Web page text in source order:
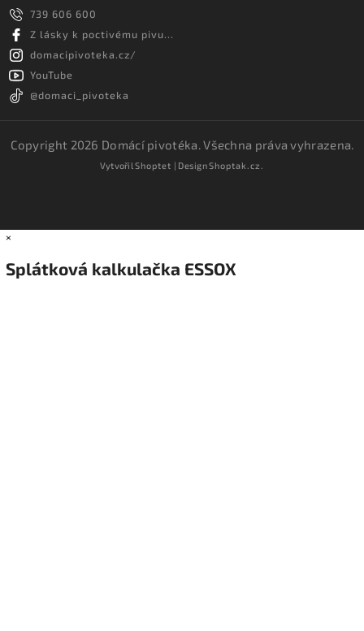
739 606 600
Z lásky k poctivému pivu...
domacipivoteka.cz/
YouTube
@domaci_pivoteka
Copyright 2026 Domácí pivotéka. Všechna práva vyhrazena.
VytvořilShoptet | DesignShoptak.cz.
×
Splátková kalkulačka ESSOX